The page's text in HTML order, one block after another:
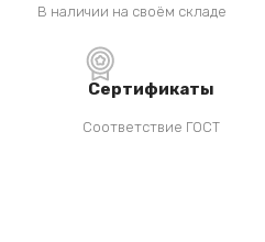
В наличии на своём складе
Сертификаты
Соответствие ГОСТ